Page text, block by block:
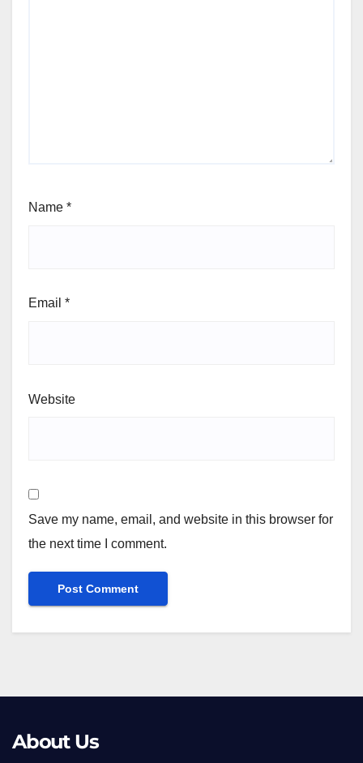
Name *
Email *
Website
Save my name, email, and website in this browser for
the next time I comment.
About Us